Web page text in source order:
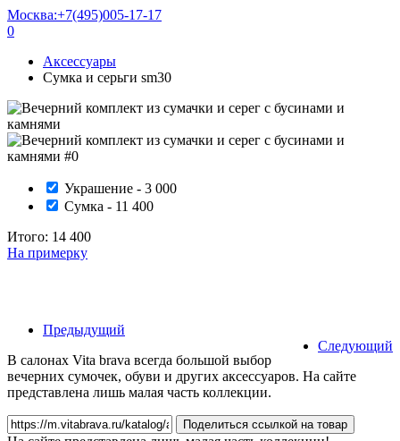
Москва:+7(495)005-17-17
0
Аксессуары
Сумка и серьги sm30
Украшение - 3 000
Сумка - 11 400
Итого: 14 400
На примерку
Предыдущий
Следующий
В салонах Vita brava всегда большой выбор
вечерних сумочек, обуви и других аксессуаров. На сайте
представлена лишь малая часть коллекции.
Поделиться ссылкой на товар